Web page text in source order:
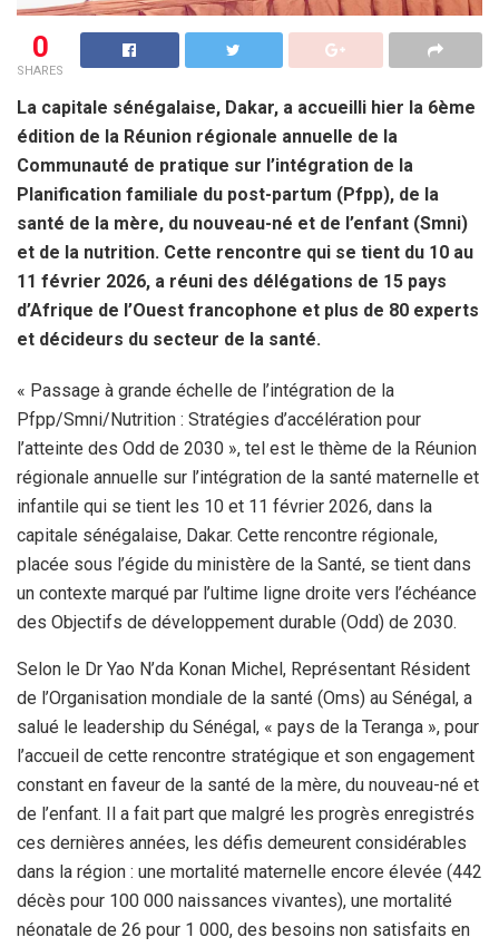
0
SHARES
La capitale sénégalaise, Dakar, a accueilli hier la 6ème
édition de la Réunion régionale annuelle de la
Communauté de pratique sur l’intégration de la
Planification familiale du post-partum (Pfpp), de la
santé de la mère, du nouveau-né et de l’enfant (Smni)
et de la nutrition. Cette rencontre qui se tient du 10 au
11 février 2026, a réuni des délégations de 15 pays
d’Afrique de l’Ouest francophone et plus de 80 experts
et décideurs du secteur de la santé.
« Passage à grande échelle de l’intégration de la
Pfpp/Smni/Nutrition : Stratégies d’accélération pour
l’atteinte des Odd de 2030 », tel est le thème de la Réunion
régionale annuelle sur l’intégration de la santé maternelle et
infantile qui se tient les 10 et 11 février 2026, dans la
capitale sénégalaise, Dakar. Cette rencontre régionale,
placée sous l’égide du ministère de la Santé, se tient dans
un contexte marqué par l’ultime ligne droite vers l’échéance
des Objectifs de développement durable (Odd) de 2030.
Selon le Dr Yao N’da Konan Michel, Représentant Résident
de l’Organisation mondiale de la santé (Oms) au Sénégal, a
salué le leadership du Sénégal, « pays de la Teranga », pour
l’accueil de cette rencontre stratégique et son engagement
constant en faveur de la santé de la mère, du nouveau-né et
de l’enfant. Il a fait part que malgré les progrès enregistrés
ces dernières années, les défis demeurent considérables
dans la région : une mortalité maternelle encore élevée (442
décès pour 100 000 naissances vivantes), une mortalité
néonatale de 26 pour 1 000, des besoins non satisfaits en